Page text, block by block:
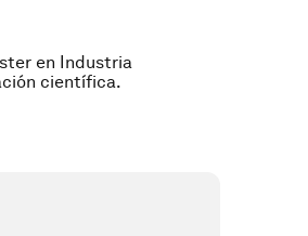
en Industria
científica.